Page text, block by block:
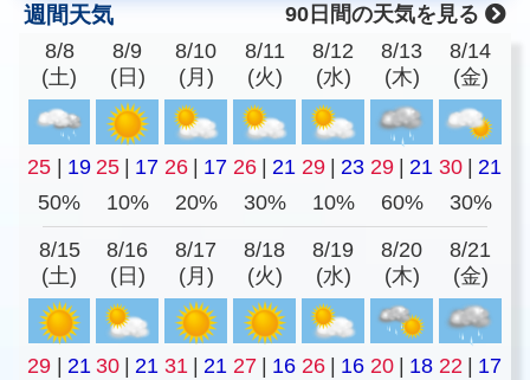
週間天気
90日間の天気を見る
8/8
(土)
8/9
(日)
8/10
(月)
8/11
(火)
8/12
(水)
8/13
(木)
8/14
(金)
25 19 25 17 26 17 26 21 29 23 29 21 30
21
50%
10% 20% 30% 10% 60% 30%
8/15
(土)
8/16
(日)
8/17
(月)
8/18
(火)
8/19
(水)
8/20
(木)
8/21
(金)
29 21 30 21 31 21 27 16 26 16 20 18 22
17